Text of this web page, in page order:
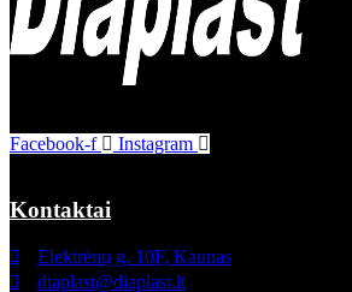
Facebook-f
Instagram
Kontaktai
Elektrėnų g. 10F, Kaunas
diaplast@diaplast.lt